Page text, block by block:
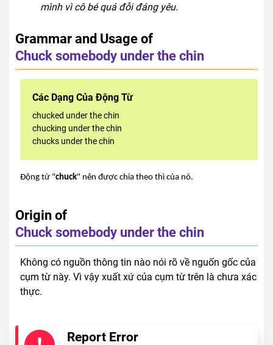
mình vì cô bé quá đỗi đáng yêu.
Grammar and Usage of
Chuck somebody under the chin
Các Dạng Của Động Từ
chucked under the chin
chucking under the chin
chucks under the chin
Động từ "chuck" nên được chia theo thì của nó.
Origin of
Chuck somebody under the chin
Không có nguồn thông tin nào nói rõ về nguốn gốc của
cụm từ này. Vì vậy xuất xứ của cụm từ trên là chưa xác
thực.
Report Error